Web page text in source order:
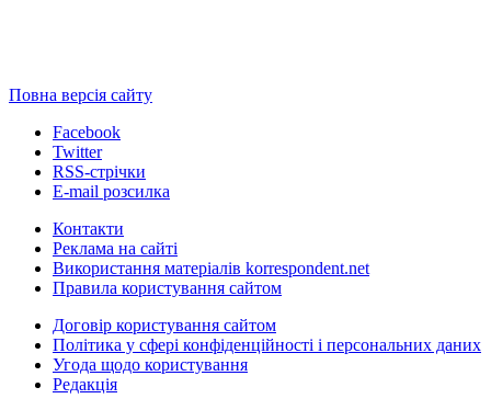
Повна версія сайту
Facebook
Twitter
RSS-стрічки
E-mail розсилка
Контакти
Реклама на сайті
Використання матеріалів korrespondent.net
Правила користування сайтом
Договір користування сайтом
Політика у сфері конфіденційності і персональних даних
Угода щодо користування
Редакція